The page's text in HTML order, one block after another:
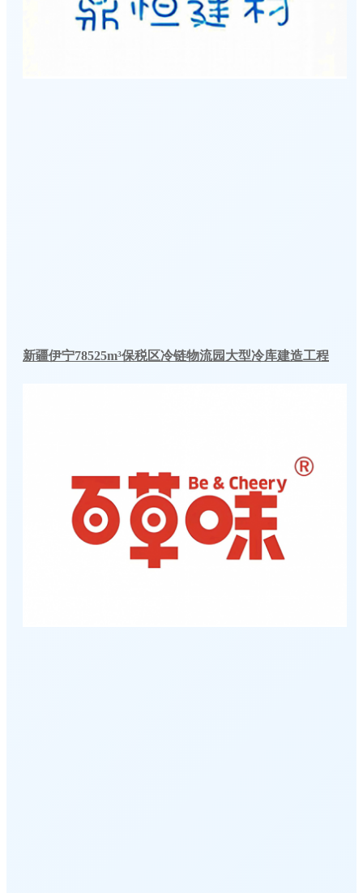
新疆伊宁78525m³保税区冷链物流园大型冷库建造工程